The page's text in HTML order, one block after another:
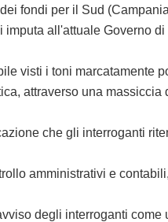
fondi per il Sud
all'attuale Governo
i toni marcatamente
attraverso una
che gli interroganti
amministrativi e
degli interroganti come